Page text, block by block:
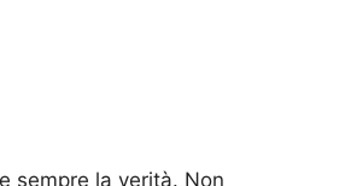
sempre la verità. Non